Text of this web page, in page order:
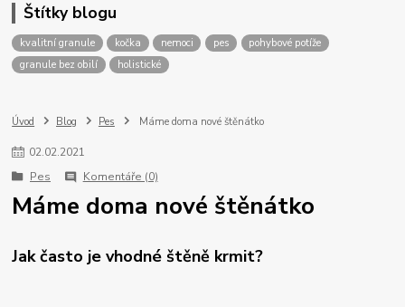
Štítky blogu
kvalitní granule kočka nemoci pes
pohybové potíže
granule bez obilí
holistické
Úvod Blog Pes Máme doma nové štěnátko
02.02.2021
Pes
Komentáře (0)
Máme doma nové štěnátko
Jak často je vhodné štěně krmit?